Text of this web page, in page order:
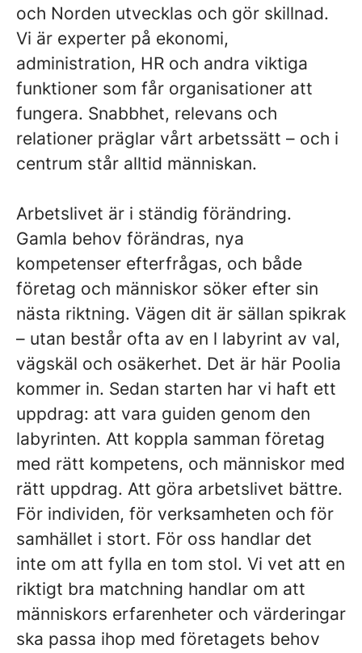
och Norden utvecklas och gör skillnad.
Vi är experter på ekonomi,
administration, HR och andra viktiga
funktioner som får organisationer att
fungera. Snabbhet, relevans och
relationer präglar vårt arbetssätt – och i
centrum står alltid människan.
Arbetslivet är i ständig förändring.
Gamla behov förändras, nya
kompetenser efterfrågas, och både
företag och människor söker efter sin
nästa riktning. Vägen dit är sällan spikrak
– utan består ofta av en l labyrint av val,
vägskäl och osäkerhet. Det är här Poolia
kommer in. Sedan starten har vi haft ett
uppdrag: att vara guiden genom den
labyrinten. Att koppla samman företag
med rätt kompetens, och människor med
rätt uppdrag. Att göra arbetslivet bättre.
För individen, för verksamheten och för
samhället i stort. För oss handlar det
inte om att fylla en tom stol. Vi vet att en
riktigt bra matchning handlar om att
människors erfarenheter och värderingar
ska passa ihop med företagets behov